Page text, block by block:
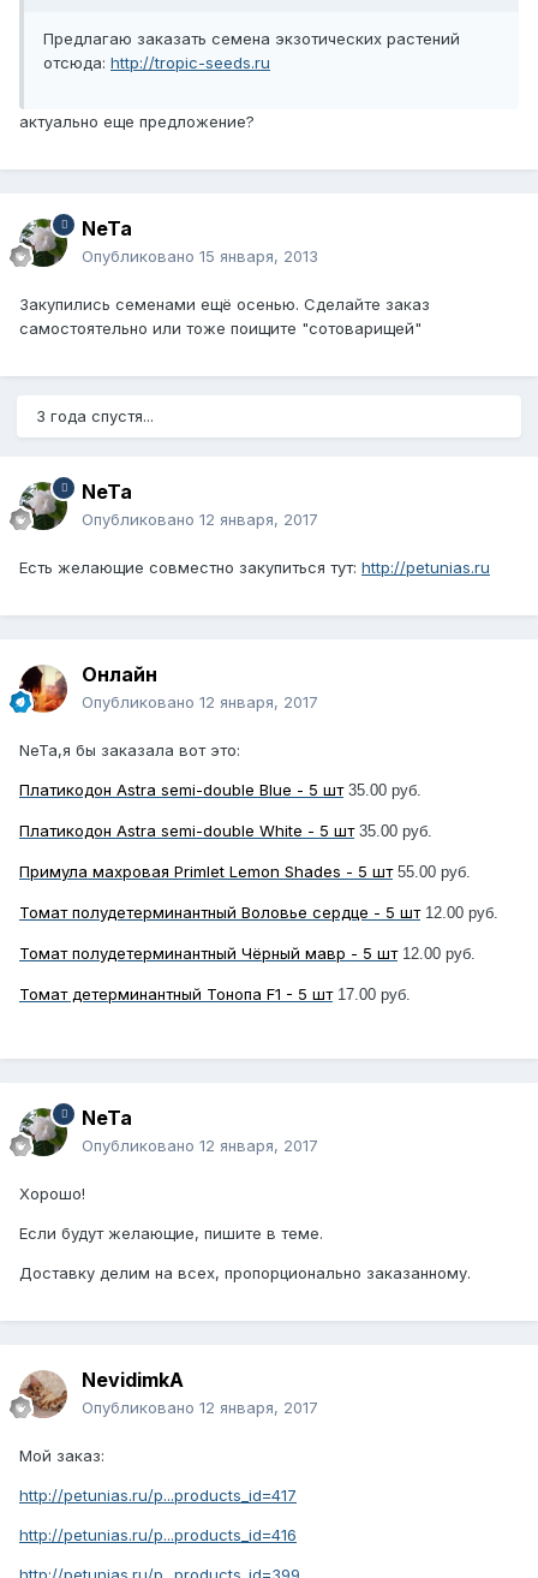
Предлагаю заказать семена экзотических растений
отсюда: http://tropic-seeds.ru
актуально еще предложение?
NeTa
Опубликовано 15 января, 2013
Закупились семенами ещё осенью. Сделайте заказ
самостоятельно или тоже поищите "сотоварищей"
3 года спустя...
NeTa
Опубликовано 12 января, 2017
Есть желающие совместно закупиться тут: http://petunias.ru
Онлайн
Опубликовано 12 января, 2017
NeTa,я бы заказала вот это:
Платикодон Astra semi-double Blue - 5 шт 35.00 руб.
Платикодон Astra semi-double White - 5 шт 35.00 руб.
Примула махровая Primlet Lemon Shades - 5 шт 55.00 руб.
Томат полудетерминантный Воловье сердце - 5 шт 12.00 руб.
Томат полудетерминантный Чёрный мавр - 5 шт 12.00 руб.
Томат детерминантный Тонопа F1 - 5 шт17.00 руб.
NeTa
Опубликовано 12 января, 2017
Хорошо!
Если будут желающие, пишите в теме.
Доставку делим на всех, пропорционально заказанному.
NevidimkA
Опубликовано 12 января, 2017
Мой заказ:
http://petunias.ru/p...products_id=417
http://petunias.ru/p...products_id=416